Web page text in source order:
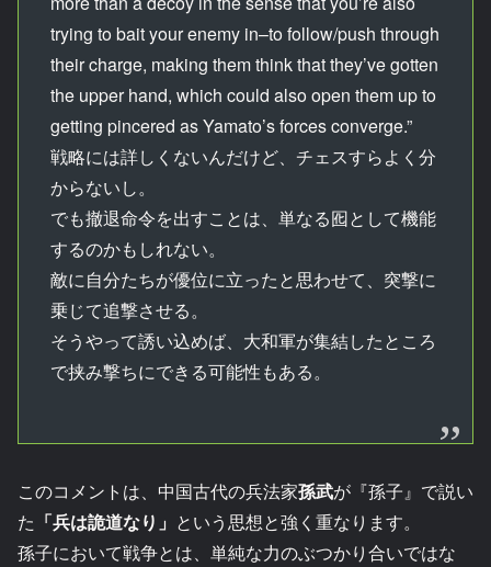
trying to bait your enemy in–to follow/push through
their charge, making them think that they’ve gotten
the upper hand, which could also open them up to
getting pincered as Yamato’s forces converge.”
戦略には詳しくないんだけど、チェスすらよく分
からないし。
でも撤退命令を出すことは、単なる囮として機能
するのかもしれない。
敵に自分たちが優位に立ったと思わせて、突撃に
乗じて追撃させる。
そうやって誘い込めば、大和軍が集結したところ
で挟み撃ちにできる可能性もある。
このコメントは、中国古代の兵法家孫武が『孫子』で説い
た 「兵は詭道なり」 という思想と強く重なります。
孫子において戦争とは、単純な力のぶつかり合いではな